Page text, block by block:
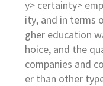
y> certainty>
ity, and in terms
gher education
hoice, and the
companies and
er than other